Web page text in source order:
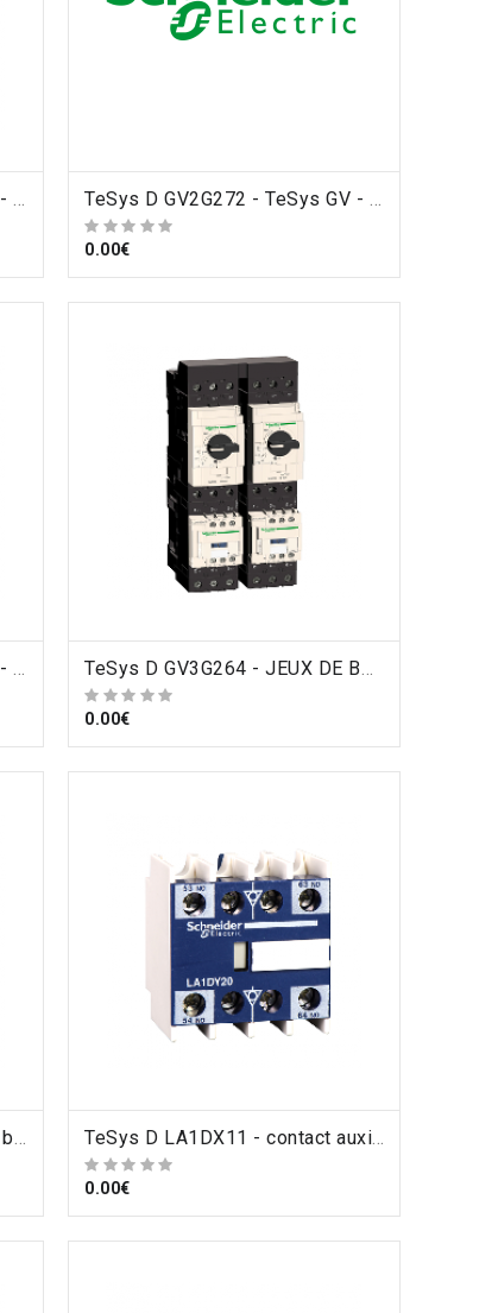
TeSys D GV2G245 - TeSys GV - jeu de barre tripolaire - 63A - 2 dérivations - pas 45 mm , Schneider Electric ORDRE TeSys D GV2G272 - TeSys GV - jeu de barre tripolaire - 63A - 2 dérivations - pas 72 mm , Schneider Electric
0.00€
TeSys D GV2G445 - TeSys GV - jeu de barre tripolaire - 63A - 4 dérivations - pas 45 mm , Schneider Electric ORDRE TeSys D GV3G264 - JEUX DE BARRES 2 DEPARTS GV3 , Schneider Electric
0.00€
TeSys D LA1DX02 - TeSys D - bloc de contacts auxiliaires - 0F+2O - bornes à vis-étriers , Schneider Electric ORDRE TeSys D LA1DX11 - contact auxiliaire BLOC CONTACT 1F plus 1OETANCHE , Schneider Electric
0.00€